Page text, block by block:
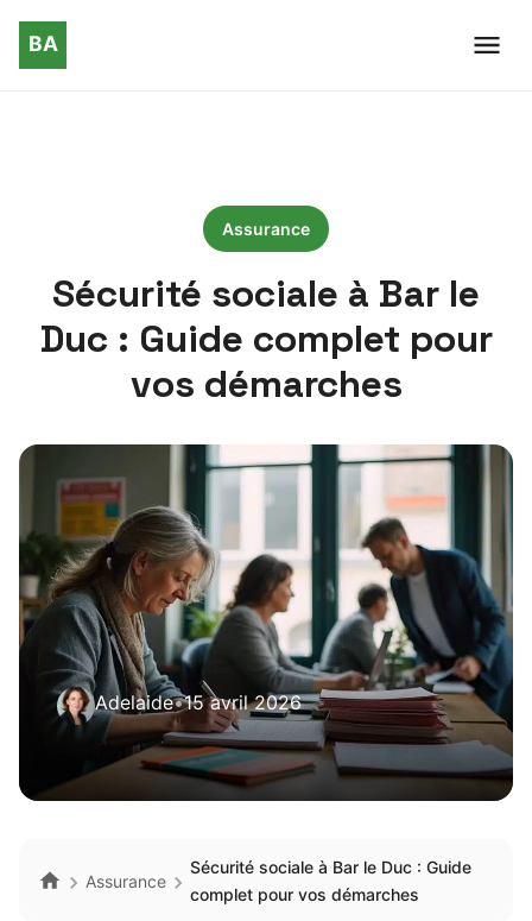
Assurance
Sécurité sociale à Bar le
Duc : Guide complet pour
vos démarches
Adelaide•15 avril 2026
Assurance
Sécurité sociale à Bar le Duc : Guide
complet pour vos démarches